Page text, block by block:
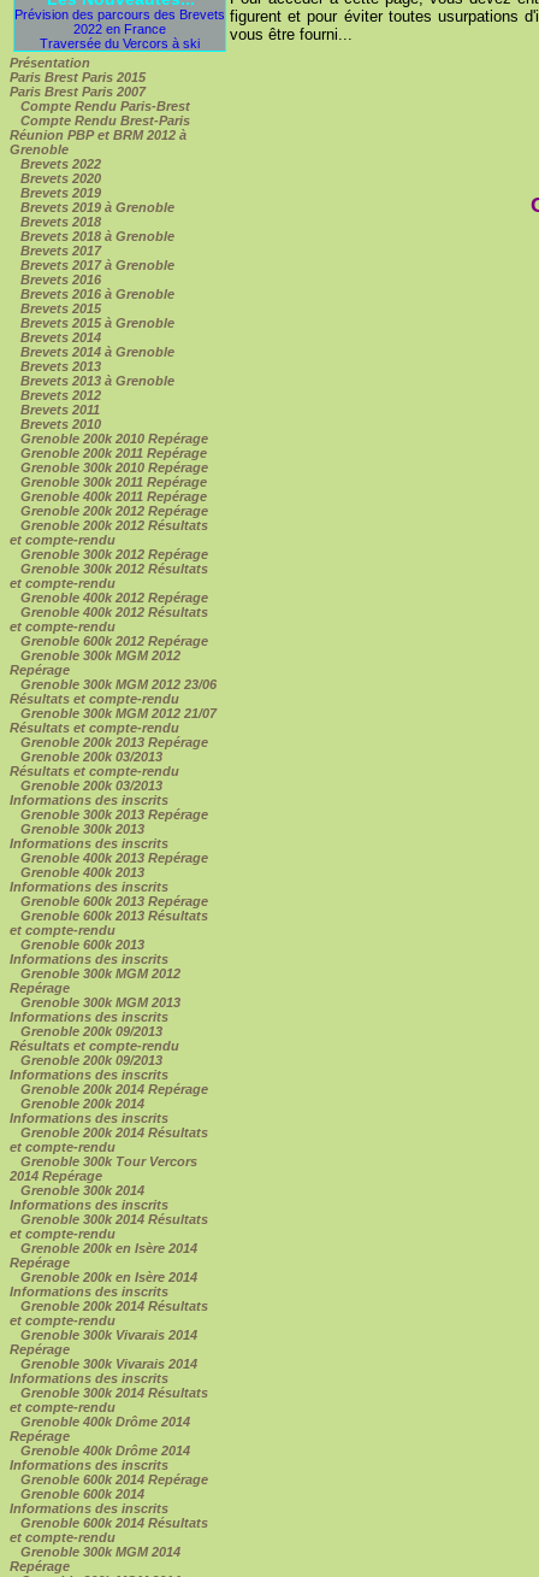
Prévision des parcours des Brevets
2022 en France
Traversée du Vercors à ski
Présentation
Paris Brest Paris 2015
Paris Brest Paris 2007
Compte Rendu Paris-Brest
Compte Rendu Brest-Paris
Réunion PBP et BRM 2012 à
Grenoble
Brevets 2022
Brevets 2020
Brevets 2019
Brevets 2019 à Grenoble
Brevets 2018
Brevets 2018 à Grenoble
Brevets 2017
Brevets 2017 à Grenoble
Brevets 2016
Brevets 2016 à Grenoble
Brevets 2015
Brevets 2015 à Grenoble
Brevets 2014
Brevets 2014 à Grenoble
Brevets 2013
Brevets 2013 à Grenoble
Brevets 2012
Brevets 2011
Brevets 2010
Grenoble 200k 2010 Repérage
Grenoble 200k 2011 Repérage
Grenoble 300k 2010 Repérage
Grenoble 300k 2011 Repérage
Grenoble 400k 2011 Repérage
Grenoble 200k 2012 Repérage
Grenoble 200k 2012 Résultats
et compte-rendu
Grenoble 300k 2012 Repérage
Grenoble 300k 2012 Résultats
et compte-rendu
Grenoble 400k 2012 Repérage
Grenoble 400k 2012 Résultats
et compte-rendu
Grenoble 600k 2012 Repérage
Grenoble 300k MGM 2012
Repérage
Grenoble 300k MGM 2012 23/06
Résultats et compte-rendu
Grenoble 300k MGM 2012 21/07
Résultats et compte-rendu
Grenoble 200k 2013 Repérage
Grenoble 200k 03/2013
Résultats et compte-rendu
Grenoble 200k 03/2013
Informations des inscrits
Grenoble 300k 2013 Repérage
Grenoble 300k 2013
Informations des inscrits
Grenoble 400k 2013 Repérage
Grenoble 400k 2013
Informations des inscrits
Grenoble 600k 2013 Repérage
Grenoble 600k 2013 Résultats
et compte-rendu
Grenoble 600k 2013
Informations des inscrits
Grenoble 300k MGM 2012
Repérage
Grenoble 300k MGM 2013
Informations des inscrits
Grenoble 200k 09/2013
Résultats et compte-rendu
Grenoble 200k 09/2013
Informations des inscrits
Grenoble 200k 2014 Repérage
Grenoble 200k 2014
Informations des inscrits
Grenoble 200k 2014 Résultats
et compte-rendu
Grenoble 300k Tour Vercors
2014 Repérage
Grenoble 300k 2014
Informations des inscrits
Grenoble 300k 2014 Résultats
et compte-rendu
Grenoble 200k en Isère 2014
Repérage
Grenoble 200k en Isère 2014
Informations des inscrits
Grenoble 200k 2014 Résultats
et compte-rendu
Grenoble 300k Vivarais 2014
Repérage
Grenoble 300k Vivarais 2014
Informations des inscrits
Grenoble 300k 2014 Résultats
et compte-rendu
Grenoble 400k Drôme 2014
Repérage
Grenoble 400k Drôme 2014
Informations des inscrits
Grenoble 600k 2014 Repérage
Grenoble 600k 2014
Informations des inscrits
Grenoble 600k 2014 Résultats
et compte-rendu
Grenoble 300k MGM 2014
Repérage
figurent et pour éviter toutes usurpations
vous être fourni...